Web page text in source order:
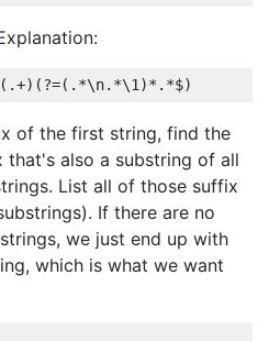
of the first string, find the
that's also a substring of all
List all of those suffix
If there are no
we just end up with
which is what we want